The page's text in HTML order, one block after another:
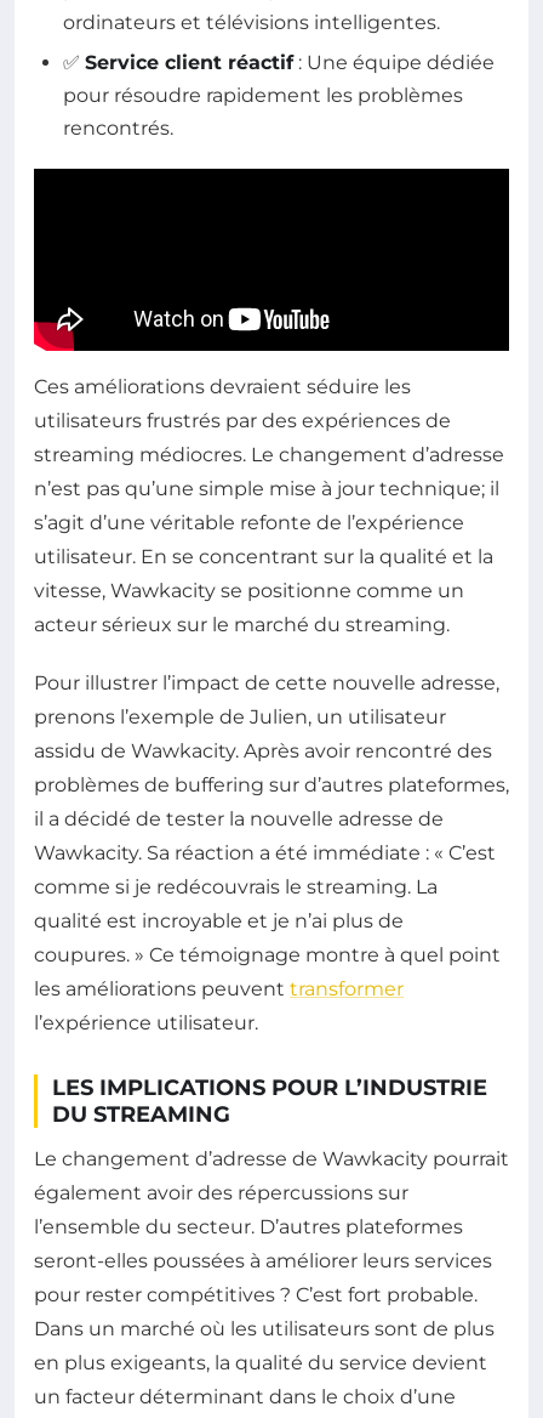
ordinateurs et télévisions intelligentes.
✅ Service client réactif: Une équipe dédiée
pour résoudre rapidement les problèmes
rencontrés.
Ces améliorations devraient séduire les
utilisateurs frustrés par des expériences de
streaming médiocres. Le changement d’adresse
n’est pas qu’une simple mise à jour technique; il
s’agit d’une véritable refonte de l’expérience
utilisateur. En se concentrant sur la qualité et la
vitesse, Wawkacity se positionne comme un
acteur sérieux sur le marché du streaming.
Pour illustrer l’impact de cette nouvelle adresse,
prenons l’exemple de Julien, un utilisateur
assidu de Wawkacity. Après avoir rencontré des
problèmes de buffering sur d’autres plateformes,
il a décidé de tester la nouvelle adresse de
Wawkacity. Sa réaction a été immédiate : « C’est
comme si je redécouvrais le streaming. La
qualité est incroyable et je n’ai plus de
coupures. » Ce témoignage montre à quel point
les améliorations peuvent transformer
l’expérience utilisateur.
LES IMPLICATIONS POUR L’INDUSTRIE
DU STREAMING
Le changement d’adresse de Wawkacity pourrait
également avoir des répercussions sur
l’ensemble du secteur. D’autres plateformes
seront-elles poussées à améliorer leurs services
pour rester compétitives ? C’est fort probable.
Dans un marché où les utilisateurs sont de plus
en plus exigeants, la qualité du service devient
un facteur déterminant dans le choix d’une